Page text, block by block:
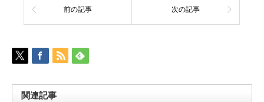
前の記事 次の記事
関連記事